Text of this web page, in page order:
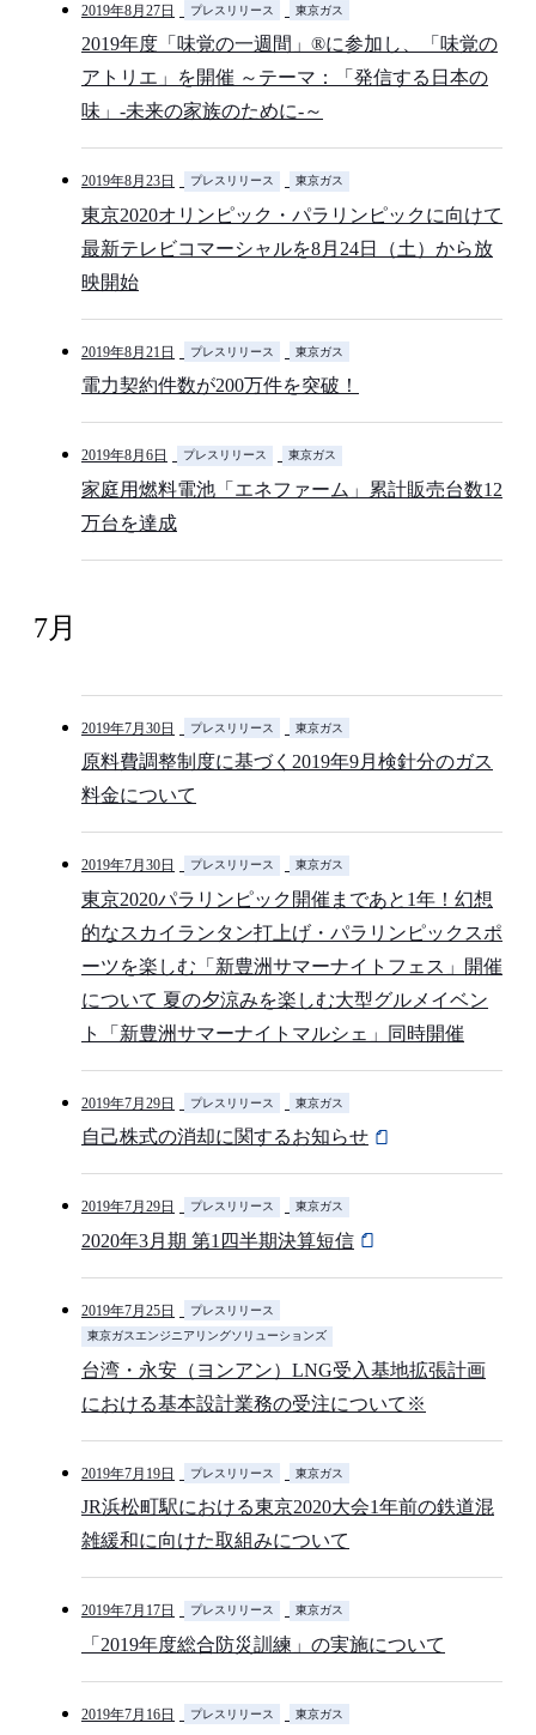
2019年8月27日 プレスリリース 東京ガス
2019年度「味覚の一週間」®に参加し、「味覚の
アトリエ」を開催 ～テーマ：「発信する日本の
味」-未来の家族のために-～
2019年8月23日 プレスリリース 東京ガス
東京2020オリンピック・パラリンピックに向けて
最新テレビコマーシャルを8月24日（土）から放
映開始
2019年8月21日 プレスリリース 東京ガス
電力契約件数が200万件を突破！
2019年8月6日 プレスリリース 東京ガス
家庭用燃料電池「エネファーム」累計販売台数12
万台を達成
7月
2019年7月30日 プレスリリース 東京ガス
原料費調整制度に基づく2019年9月検針分のガス
料金について
2019年7月30日 プレスリリース 東京ガス
東京2020パラリンピック開催まであと1年！幻想
的なスカイランタン打上げ・パラリンピックスポ
ーツを楽しむ「新豊洲サマーナイトフェス」開催
について 夏の夕涼みを楽しむ大型グルメイベン
ト「新豊洲サマーナイトマルシェ」同時開催
2019年7月29日 プレスリリース 東京ガス
自己株式の消却に関するお知らせ
2019年7月29日 プレスリリース 東京ガス
2020年3月期 第1四半期決算短信
2019年7月25日
プレスリリース
東京ガスエンジニアリングソリューションズ
台湾・永安（ヨンアン）LNG受入基地拡張計画
における基本設計業務の受注について※
2019年7月19日 プレスリリース 東京ガス
JR浜松町駅における東京2020大会1年前の鉄道混
雑緩和に向けた取組みについて
2019年7月17日 プレスリリース 東京ガス
「2019年度総合防災訓練」の実施について
2019年7月16日 プレスリリース 東京ガス